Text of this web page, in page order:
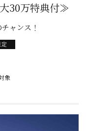
30万特典付≫
ャンス！
象